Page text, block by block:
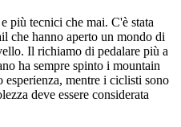
più tecnici che mai. C'è stata
che hanno aperto un mondo di
Il richiamo di pedalare più a
ha sempre spinto i mountain
mentre i ciclisti sono
deve essere considerata